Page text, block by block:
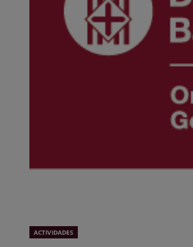
ACTIVIDADES